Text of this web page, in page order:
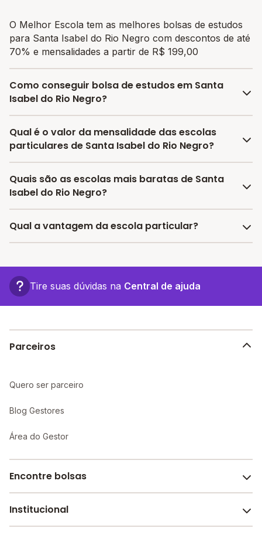
O Melhor Escola tem as melhores bolsas de estudos
para Santa Isabel do Rio Negro com descontos de até
70% e mensalidades a partir de R$ 199,00
Como conseguir bolsa de estudos em Santa
Isabel do Rio Negro?
O programa de bolsa do Melhor Escola disponibiliza
vagas com até 80% de desconto nas mensalidades.
pré-matrícula no site.
Qual é o valor da mensalidade das escolas
particulares de Santa Isabel do Rio Negro?
A média da mensalidade em Santa Isabel do Rio Negro
é de R$ 1.599,00 reais, sendo a mensalidade mais
Quais são as escolas mais baratas de Santa
Isabel do Rio Negro?
As escolas com mensalidades mais baratas de Santa
Qual a vantagem da escola particular?
completa e recursos educacionais mais avançados,
proporcionando um ambiente propício ao
Tire suas dúvidas na Central de ajuda
Parceiros
Quero ser parceiro
Blog Gestores
Área do Gestor
Encontre bolsas
Melhores escolas de São Paulo
Institucional